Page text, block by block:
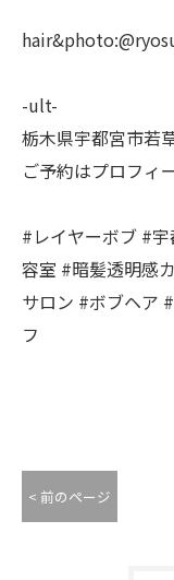
-ult-
栃木県宇都宮市若
ご予約はプロフィ
#レイヤーボブ #
容室 #暗髪透明感
サロン #ボブヘア
フ
< 前のページ